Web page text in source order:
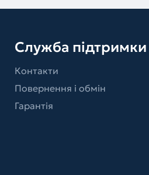
Служба підтримки
Контакти
Повернення і обмін
Гарантія